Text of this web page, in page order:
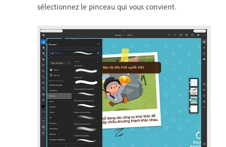
sélectionnez le pinceau qui vous convient.